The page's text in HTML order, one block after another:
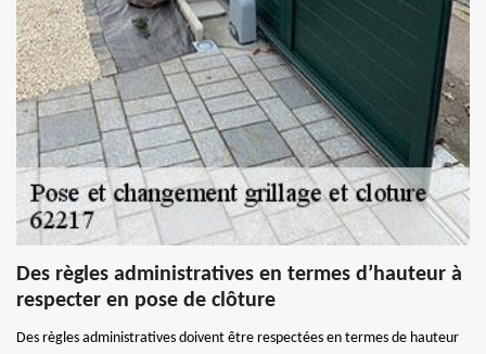
Des règles administratives en termes d’hauteur à
respecter en pose de clôture
Des règles administratives doivent être respectées en termes de hauteur